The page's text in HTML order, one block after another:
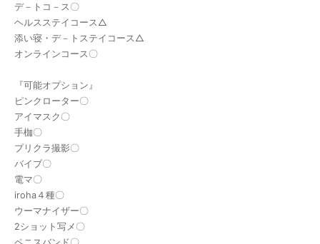
デ－トコ－ス〇
ヘルスステイコース△
添い寝・デ－トステイコース△
オンラインコース〇
『可能オプション』
ピンクローター〇
アイマスク〇
手枷〇
プリクラ撮影〇
バイブ〇
電マ〇
iroha４種〇
ウーマナイザー〇
2ショット写メ〇